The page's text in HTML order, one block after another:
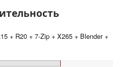
+ R20 + 7-Zip + X265 + Blender +